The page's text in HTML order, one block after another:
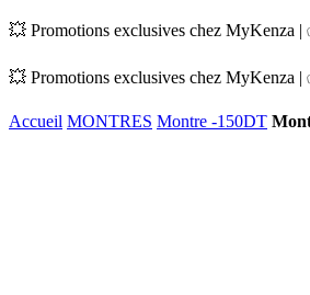
💥 Promotions exclusives chez MyKenza
💥 Promotions exclusives chez MyKenza
Accueil MONTRES Montre -150DT